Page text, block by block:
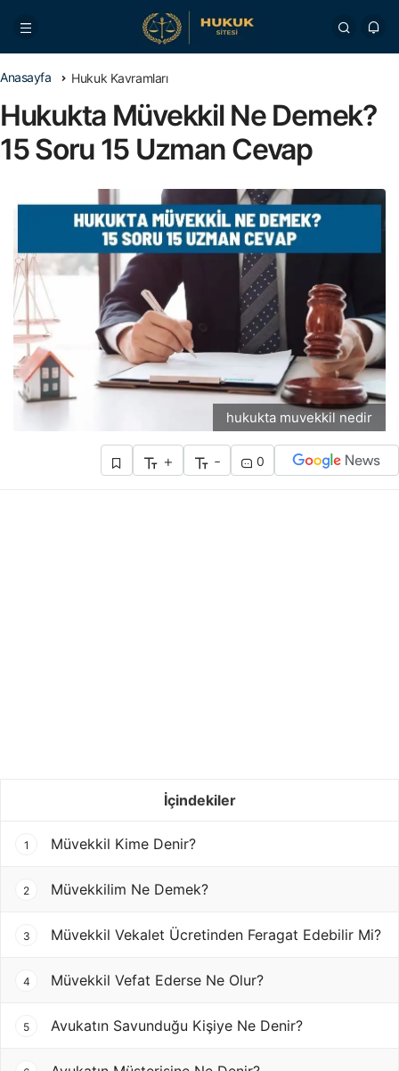
Anasayfa Hukuk Kavramları
Hukukta Müvekkil Ne Demek?
15 Soru 15 Uzman Cevap
hukukta muvekkil nedir
+ - 0
İçindekiler
1 Müvekkil Kime Denir?
2 Müvekkilim Ne Demek?
3 Müvekkil Vekalet Ücretinden Feragat Edebilir Mi?
4 Müvekkil Vefat Ederse Ne Olur?
5 Avukatın Savunduğu Kişiye Ne Denir?